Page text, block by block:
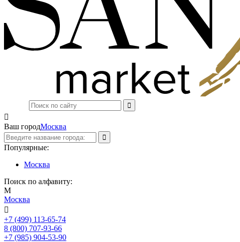

Ваш городМосква
Популярные:
Москва
Поиск по алфавиту:
М
Москва

+7 (499) 113-65-74
8 (800) 707-93-66
+7 (985) 904-53-90